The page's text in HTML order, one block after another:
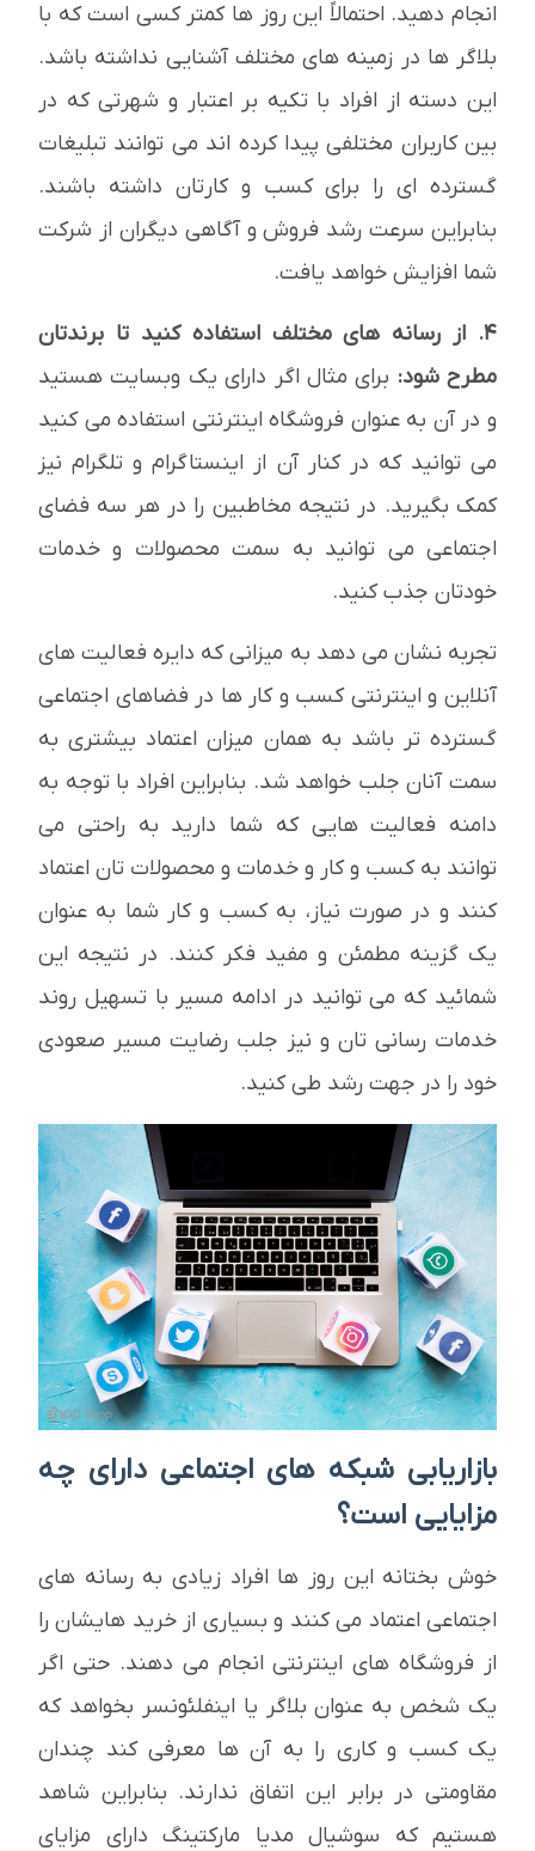
انجام دهید. احتمالاً این روز ها کمتر کسی است که با
بلاگر ها در زمینه های مختلف آشنایی نداشته باشد.
این دسته از افراد با تکیه بر اعتبار و شهرتی که در
بین کاربران مختلفی پیدا کرده اند می توانند تبلیغات
گسترده ای را برای کسب و کارتان داشته باشند.
بنابراین سرعت رشد فروش و آگاهی دیگران از شرکت
شما افزایش خواهد یافت.
4. از رسانه های مختلف استفاده کنید تا برندتان
مطرح شود: برای مثال اگر دارای یک وبسایت هستید
و در آن به عنوان فروشگاه اینترنتی استفاده می کنید
می توانید که در کنار آن از اینستاگرام و تلگرام نیز
کمک بگیرید. در نتیجه مخاطبین را در هر سه فضای
اجتماعی می توانید به سمت محصولات و خدمات
خودتان جذب کنید.
تجربه نشان می دهد به میزانی که دایره فعالیت های
آنلاین و اینترنتی کسب و کار ها در فضاهای اجتماعی
گسترده تر باشد به همان میزان اعتماد بیشتری به
سمت آنان جلب خواهد شد. بنابراین افراد با توجه به
دامنه فعالیت هایی که شما دارید به راحتی می
توانند به کسب و کار و خدمات و محصولات تان اعتماد
کنند و در صورت نیاز، به کسب و کار شما به عنوان
یک گزینه مطمئن و مفید فکر کنند. در نتیجه این
شمائید که می توانید در ادامه مسیر با تسهیل روند
خدمات رسانی تان و نیز جلب رضایت مسیر صعودی
خود را در جهت رشد طی کنید.
بازاریابی شبکه های اجتماعی دارای چه
مزایایی است؟
خوش بختانه این روز ها افراد زیادی به رسانه های
اجتماعی اعتماد می کنند و بسیاری از خرید هایشان را
از فروشگاه های اینترنتی انجام می دهند. حتی اگر
یک شخص به عنوان بلاگر یا اینفلئونسر بخواهد که
یک کسب و کاری را به آن ها معرفی کند چندان
مقاومتی در برابر این اتفاق ندارند. بنابراین شاهد
هستیم که سوشیال مدیا مارکتینگ دارای مزایای